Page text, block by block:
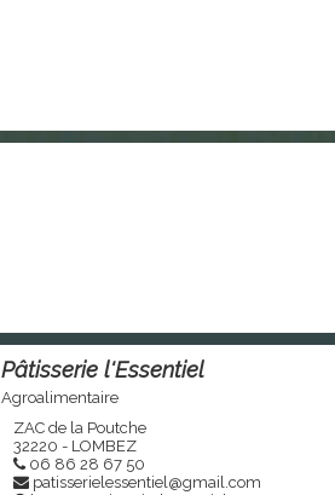
Pâtisserie l'Essentiel
Agroalimentaire
ZAC de la Poutche
32220 - LOMBEZ
06 86 28 67 50
patisserielessentiel@gmail.com